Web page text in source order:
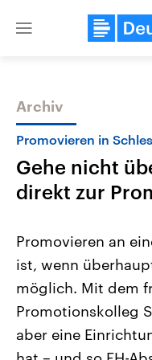
Close
Themen
Landtagswahl Sachsen-
2026
Alle Informationen
Sachsen-Anhalt wählt
September 2026 einen
Landtag. Seit 2021 wird
Bundesland von einer
Archiv
Promovieren in
Gehe nicht
direkt zur
Promovieren an
ist, wenn
möglich. Mit dem
Promotionskolleg
aber eine